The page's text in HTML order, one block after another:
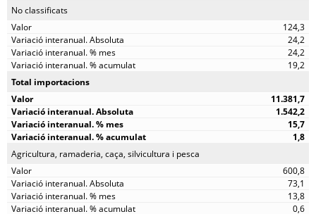
No classificats
124,3
24,2
24,2
19,2
Total importacions
11.381,7
1.542,2
15,7
1,8
Agricultura, ramaderia, caça, silvicultura i pesca
600,8
73,1
13,8
0,6